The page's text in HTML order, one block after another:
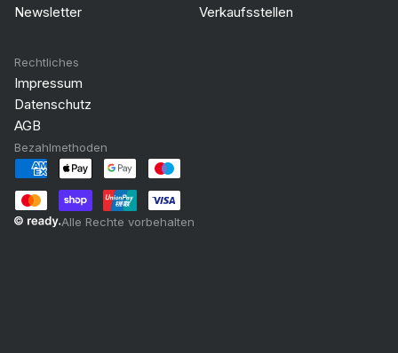
Newsletter
Verkaufsstellen
Rechtliches
Impressum
Datenschutz
AGB
Bezahlmethoden
Alle Rechte vorbehalten